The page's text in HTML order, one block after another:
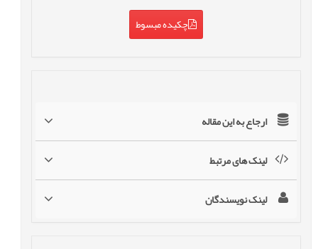
چکیده مبسوط
ارجاع به این مقاله
لینک های مرتبط
لینک نویسندگان